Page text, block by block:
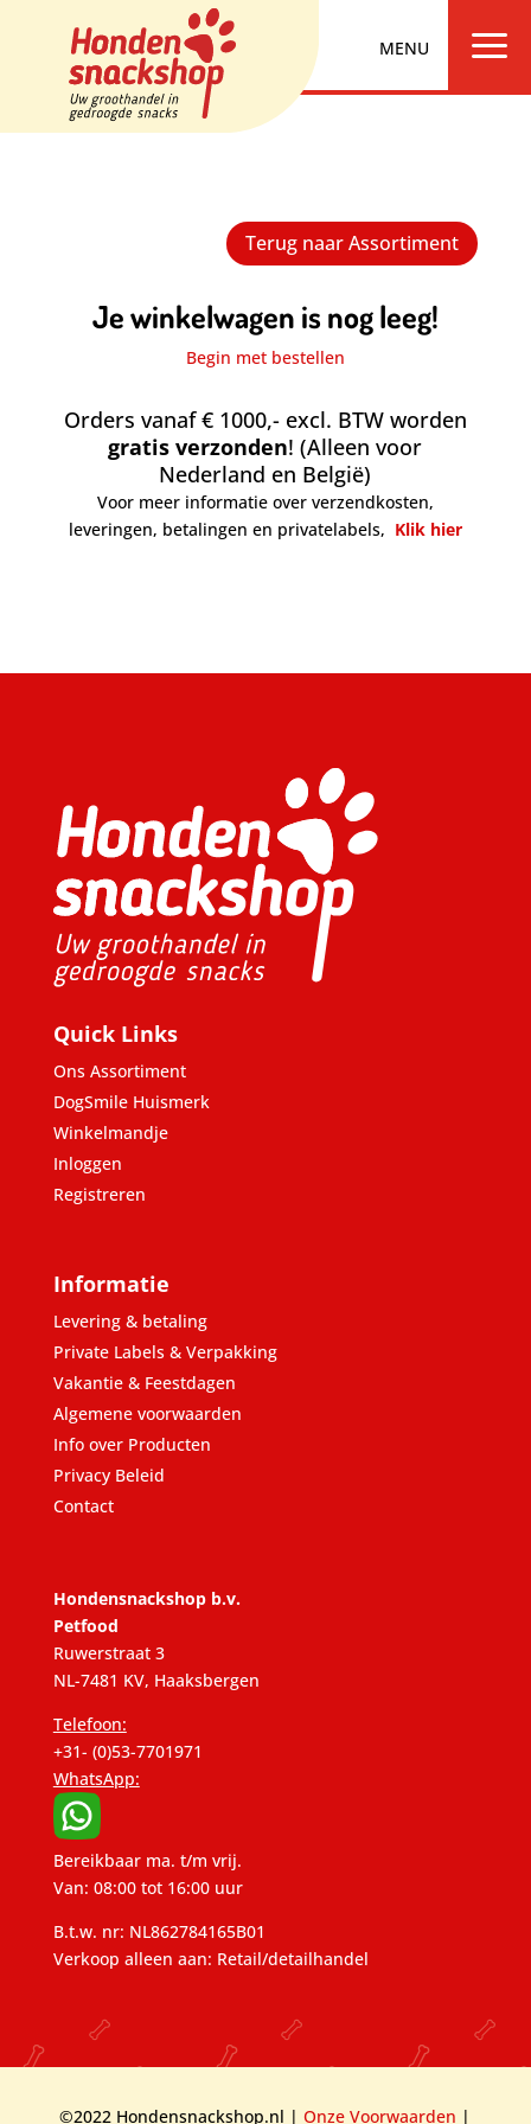
a
Terug naar Assortiment
Je winkelwagen is nog leeg!
Begin met bestellen
Orders vanaf € 1000,- excl. BTW worden
gratis verzonden! (Alleen voor
Nederland en België)
Voor meer informatie over verzendkosten,
leveringen, betalingen en privatelabels, Klik hier
Quick Links
Ons Assortiment
DogSmile Huismerk
Winkelmandje
Inloggen
Registreren
Informatie
Levering & betaling
Private Labels & Verpakking
Vakantie & Feestdagen
Algemene voorwaarden
Info over Producten
Privacy Beleid
Contact
Hondensnackshop b.v.
Petfood
Ruwerstraat 3
NL-7481 KV, Haaksbergen
Telefoon:
+31- (0)53-7701971
WhatsApp:
Bereikbaar ma. t/m vrij.
Van: 08:00 tot 16:00 uur
B.t.w. nr: NL862784165B01
Verkoop alleen aan: Retail/detailhandel
©2022 Hondensnackshop.nl |Onze Voorwaarden |